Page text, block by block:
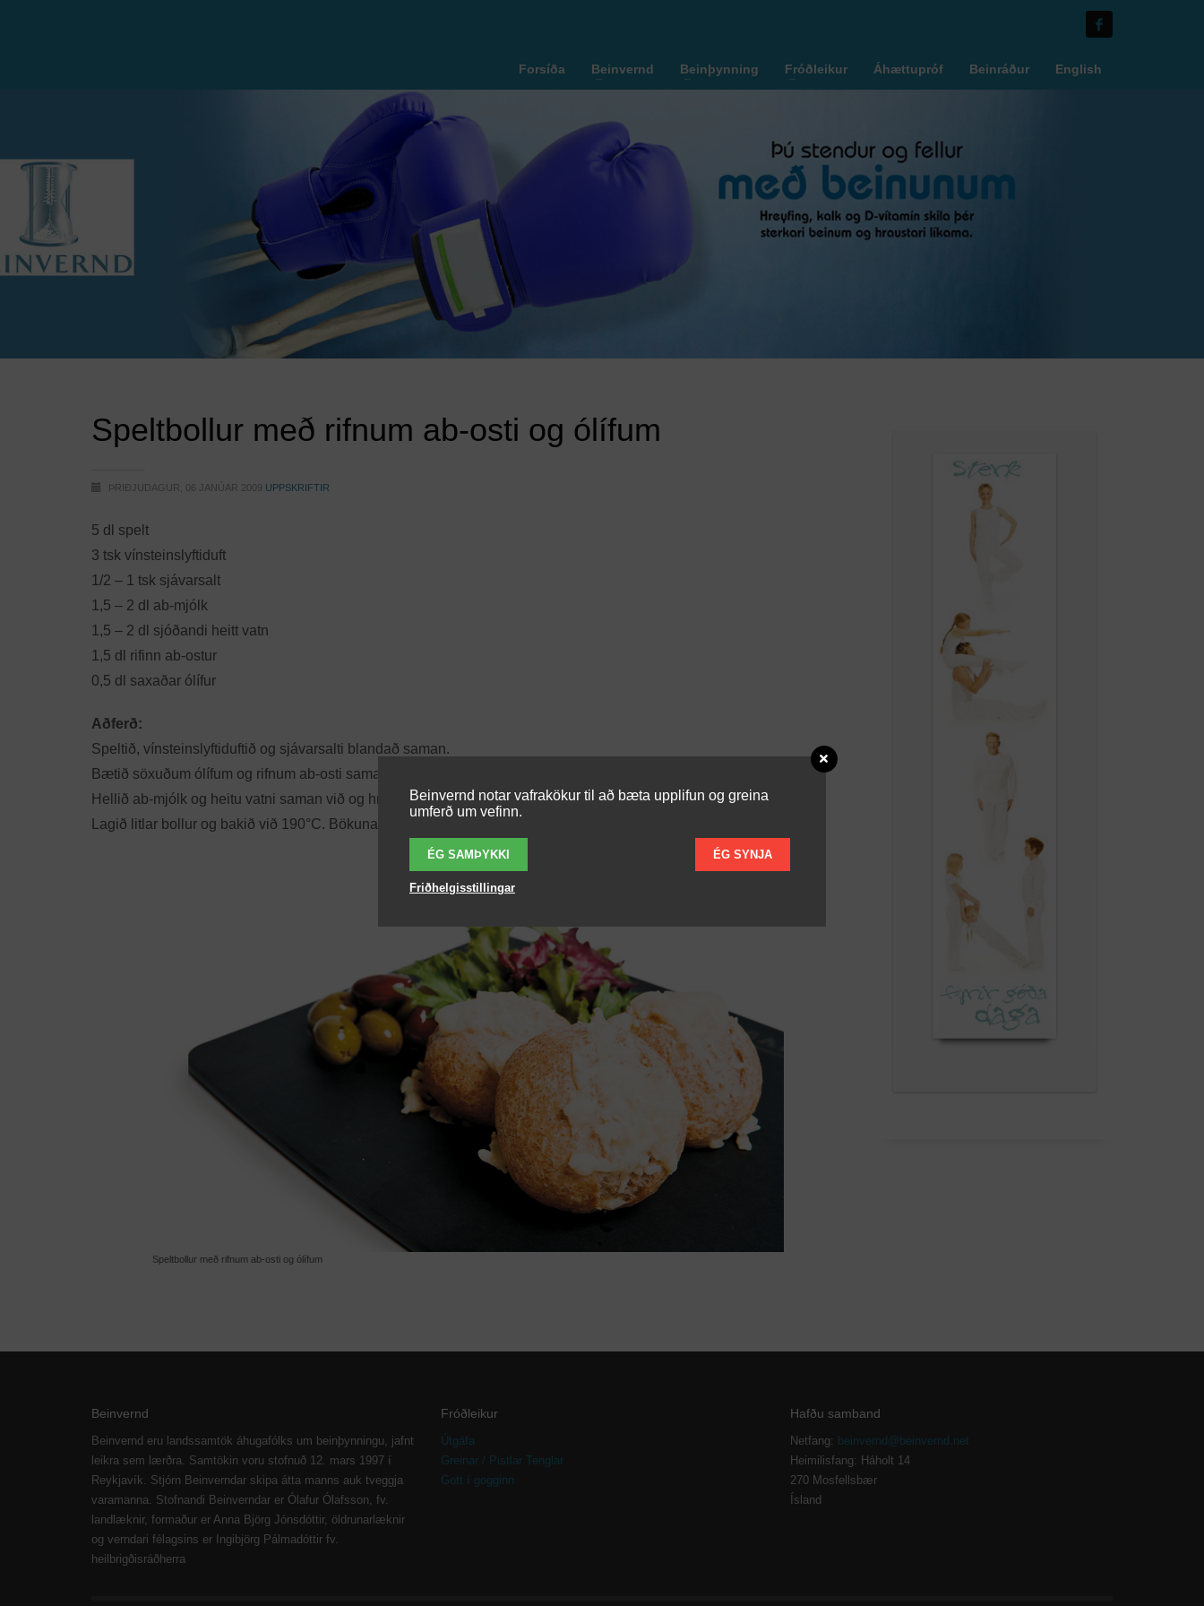
Forsíða Beinvernd Beinþynning Fróðleikur Áhættupróf Beinráður English
Speltbollur með rifnum ab-osti og ólífum
ÞRIÐJUDAGUR, 06 JANÚAR 2009 UPPSKRIFTIR
5 dl spelt
3 tsk vínsteinslyftiduft
1/2 – 1 tsk sjávarsalt
1,5 – 2 dl ab-mjólk
1,5 – 2 dl sjóðandi heitt vatn
1,5 dl rifinn ab-ostur
0,5 dl saxaðar ólífur
Aðferð:
Speltið, vínsteinslyftiduftið og sjávarsalti blandað saman.
Bætið söxuðum ólífum og rifnum ab-osti samanvið.
Hellið ab-mjólk og heitu vatni saman við og hrærið saman en gætið að vþ að hræra ekki of mikið.
Lagið litlar bollur og bakið við 190°C. Bökunartíminn fer eftir stærð brauðanna.
Speltbollur með rifnum ab-osti og ólífum
Beinvernd
Beinvernd eru landssamtök áhugafólks um beinþynningu, jafnt
leikra sem lærðra. Samtökin voru stofnuð 12. mars 1997 í
Reykjavík. Stjórn Beinverndar skipa átta manns auk tveggja
varamanna. Stofnandi Beinverndar er Ólafur Ólafsson, fv.
landlæknir, formaður er Anna Björg Jónsdóttir, öldrunarlæknir
og verndari félagsins er Ingibjörg Pálmadóttir fv.
heilbrigðisráðherra
Fróðleikur
Útgáfa
Greinar / Pistlar Tenglar
Gott í gogginn
Hafðu samband
Netfang: beinvernd@beinvernd.net
Heimilisfang: Háholt 14
270 Mosfellsbær
Ísland
Beinvernd notar vafrakökur til að bæta upplifun og greina
umferð um vefinn.
ÉG SAMÞYKKI ÉG SYNJA
Friðhelgisstillingar